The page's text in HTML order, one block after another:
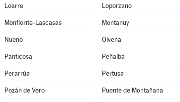
Loarre Loporzano
Monflorite-Lascasas Montanuy
Nueno Olvena
Panticosa Peñalba
Perarrúa Pertusa
Pozán de Vero Puente de Montañana